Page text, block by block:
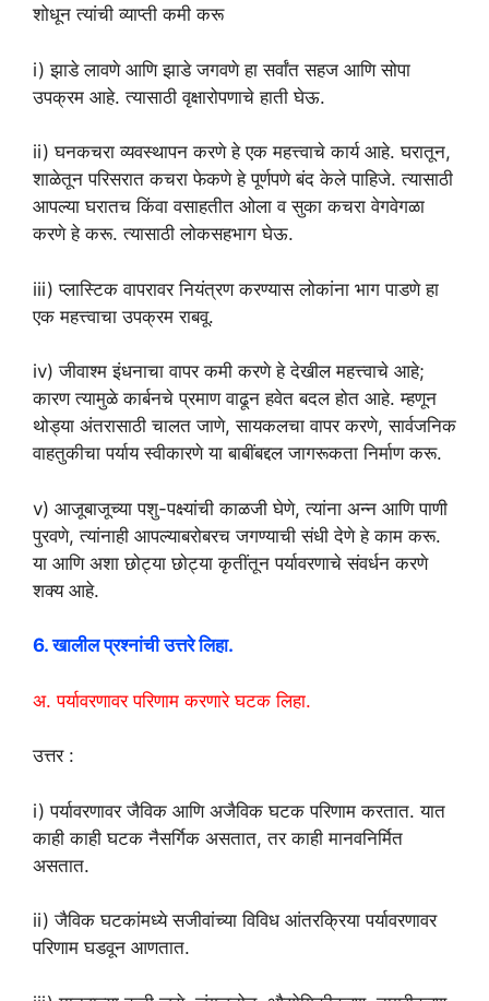
शोधून त्यांची व्याप्ती कमी करू
i) झाडे लावणे आणि झाडे जगवणे हा सर्वांत सहज आणि सोपा
उपक्रम आहे. त्यासाठी वृक्षारोपणाचे हाती घेऊ.
ii) घनकचरा व्यवस्थापन करणे हे एक महत्त्वाचे कार्य आहे. घरातून,
शाळेतून परिसरात कचरा फेकणे हे पूर्णपणे बंद केले पाहिजे. त्यासाठी
आपल्या घरातच किंवा वसाहतीत ओला व सुका कचरा वेगवेगळा
करणे हे करू. त्यासाठी लोकसहभाग घेऊ.
iii) प्लास्टिक वापरावर नियंत्रण करण्यास लोकांना भाग पाडणे हा
एक महत्त्वाचा उपक्रम राबवू.
iv) जीवाश्म इंधनाचा वापर कमी करणे हे देखील महत्त्वाचे आहे;
कारण त्यामुळे कार्बनचे प्रमाण वाढून हवेत बदल होत आहे. म्हणून
थोड्या अंतरासाठी चालत जाणे, सायकलचा वापर करणे, सार्वजनिक
वाहतुकीचा पर्याय स्वीकारणे या बाबींबद्दल जागरूकता निर्माण करू.
v) आजूबाजूच्या पशु-पक्ष्यांची काळजी घेणे, त्यांना अन्न आणि पाणी
पुरवणे, त्यांनाही आपल्याबरोबरच जगण्याची संधी देणे हे काम करू.
या आणि अशा छोट्या छोट्या कृतींतून पर्यावरणाचे संवर्धन करणे
शक्य आहे.
6. खालील प्रश्नांची उत्तरे लिहा.
अ. पर्यावरणावर परिणाम करणारे घटक लिहा.
उत्तर :
i) पर्यावरणावर जैविक आणि अजैविक घटक परिणाम करतात. यात
काही काही घटक नैसर्गिक असतात, तर काही मानवनिर्मित
असतात.
ii) जैविक घटकांमध्ये सजीवांच्या विविध आंतरक्रिया पर्यावरणावर
परिणाम घडवून आणतात.